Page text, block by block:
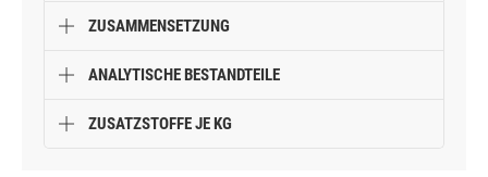
ZUSAMMENSETZUNG
ANALYTISCHE BESTANDTEILE
ZUSATZSTOFFE JE KG